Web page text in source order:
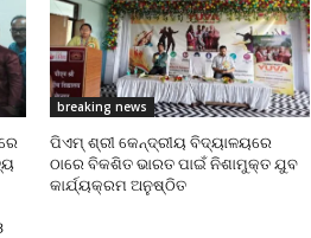
breaking news
ପିଏମ୍ ଶ୍ରୀ କେନ୍ଦ୍ରୀୟ ବିଦ୍ୟାଳୟରେ
ଠାରେ ବିକଶିତ ଭାରତ ପାଇଁ ନିଶାମୁକ୍ତ ଯୁବ
କାର୍ଯ୍ୟକ୍ରମ ଅନୁଷ୍ଠିତ